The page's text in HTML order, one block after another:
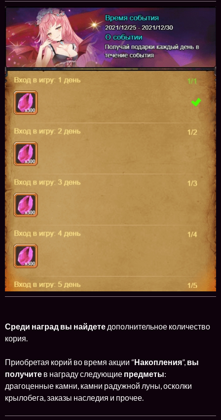
Среди наград вы найдете дополнительное количество
кория.
Приобретая корий во время акции “Накопления”, вы
получите в награду следующие предметы:
драгоценные камни, камни радужной луны, осколки
крылобега, заказы наследия и прочее.